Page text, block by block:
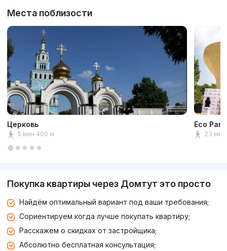
Места поблизости
Церковь
5 мин 400 м
Eco Park
23 мин
Покупка квартиры через Домтут это просто
Найдём оптимальный вариант под ваши требования;
Сориентируем когда лучше покупать квартиру;
Расскажем о скидках от застройщика;
Абсолютно бесплатная консультация;